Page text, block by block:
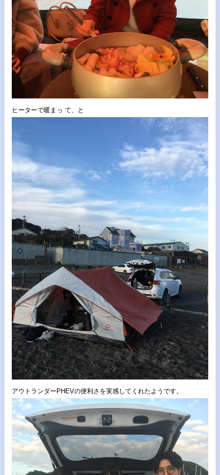
ヒーターで暖まっ て、 と
アウトランダーPHEVの便利さを実感してくれたようです。